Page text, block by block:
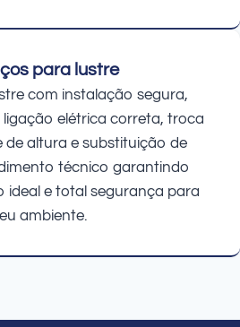
para lustre
com instalação segura,
elétrica correta, troca
de altura e substituição de
técnico garantindo
ideal e total segurança para
ambiente.